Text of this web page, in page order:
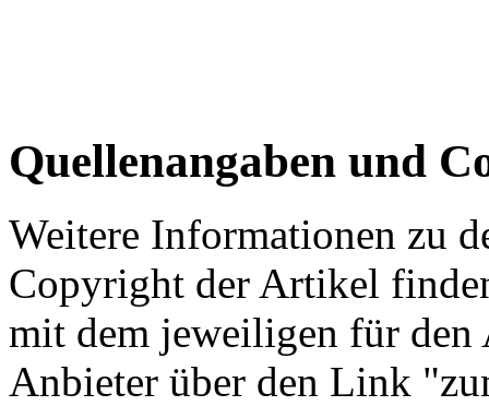
Quellenangaben und
Weitere Informationen zu
Copyright der Artikel
mit dem jeweiligen für
Anbieter über den Link